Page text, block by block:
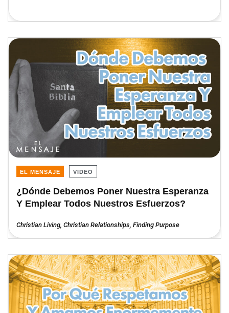
EL MENSAJE VIDEO
¿Dónde Debemos Poner Nuestra Esperanza
Y Emplear Todos Nuestros Esfuerzos?
Christian Living Christian Relationships Finding Purpose